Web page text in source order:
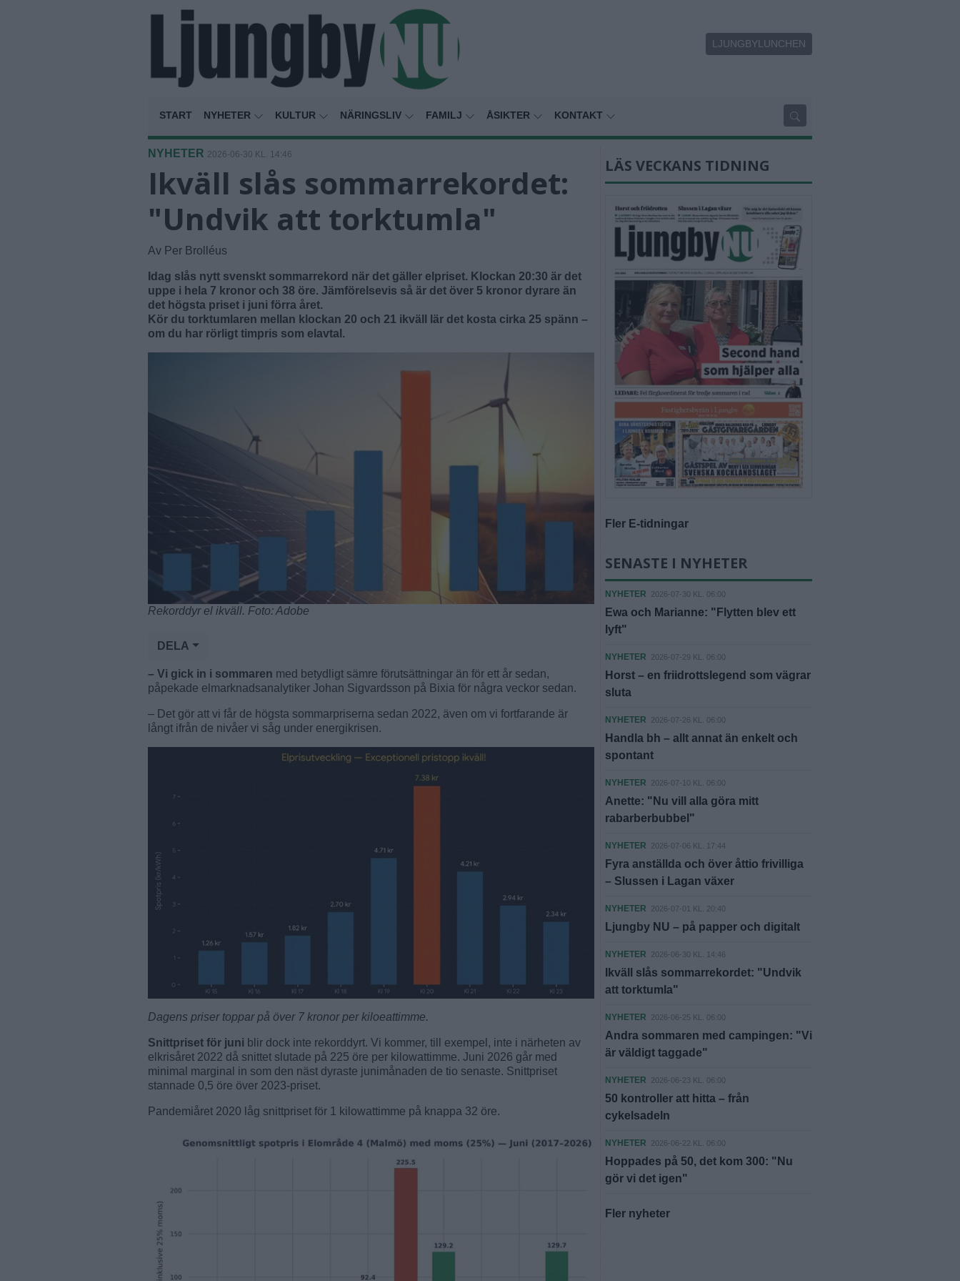
LJUNGBYLUNCHEN
START NYHETER KULTUR NÄRINGSLIV FAMILJ ÅSIKTER KONTAKT
NYHETER 2026-06-30 KL. 14:46
Ikväll slås sommarrekordet:
"Undvik att torktumla"
Av Per Brolléus
Idag slås nytt svenskt sommarrekord när det gäller elpriset. Klockan 20:30 är det
uppe i hela 7 kronor och 38 öre. Jämförelsevis så är det över 5 kronor dyrare än
det högsta priset i juni förra året.
Kör du torktumlaren mellan klockan 20 och 21 ikväll lär det kosta cirka 25 spänn –
om du har rörligt timpris som elavtal.
Rekorddyr el ikväll. Foto: Adobe
DELA
– Vi gick in i sommaren med betydligt sämre förutsättningar än för ett år sedan,
påpekade elmarknadsanalytiker Johan Sigvardsson på Bixia för några veckor sedan.
– Det gör att vi får de högsta sommarpriserna sedan 2022, även om vi fortfarande är
långt ifrån de nivåer vi såg under energikrisen.
Dagens priser toppar på över 7 kronor per kiloeattimme.
Snittpriset för juni blir dock inte rekorddyrt. Vi kommer, till exempel, inte i närheten av
elkrisåret 2022 då snittet slutade på 225 öre per kilowattimme. Juni 2026 går med
minimal marginal in som den näst dyraste junimånaden de tio senaste. Snittpriset
stannade 0,5 öre över 2023-priset.
Pandemiåret 2020 låg snittpriset för 1 kilowattimme på knappa 32 öre.
LÄS VECKANS TIDNING
Fler E-tidningar
SENASTE I NYHETER
NYHETER 2026-07-30 KL. 06:00
Ewa och Marianne: "Flytten blev ett
lyft"
NYHETER 2026-07-29 KL. 06:00
Horst – en friidrottslegend som vägrar
sluta
NYHETER 2026-07-26 KL. 06:00
Handla bh – allt annat än enkelt och
spontant
NYHETER 2026-07-10 KL. 06:00
Anette: "Nu vill alla göra mitt
rabarberbubbel"
NYHETER 2026-07-06 KL. 17:44
Fyra anställda och över åttio frivilliga
– Slussen i Lagan växer
NYHETER 2026-07-01 KL. 20:40
Ljungby NU – på papper och digitalt
NYHETER 2026-06-30 KL. 14:46
Ikväll slås sommarrekordet: "Undvik
att torktumla"
NYHETER 2026-06-25 KL. 06:00
Andra sommaren med campingen: "Vi
är väldigt taggade"
NYHETER 2026-06-23 KL. 06:00
50 kontroller att hitta – från
cykelsadeln
NYHETER 2026-06-22 KL. 06:00
Hoppades på 50, det kom 300: "Nu
gör vi det igen"
Fler nyheter